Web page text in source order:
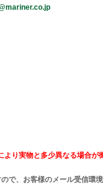
り実物と多少異なる場合が
で、お客様のメール受信環